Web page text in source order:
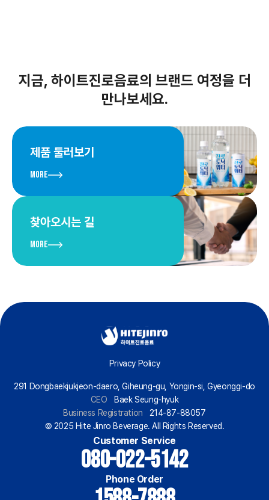
지금, 하이트진로음료의 브랜드 여정을 더
만나보세요.
제품 둘러보기
More
찾아오시는 길
More
Privacy Policy
291 Dongbaekjukjeon-daero, Giheung-gu, Yongin-si, Gyeonggi-do
CEO
Baek Seung-hyuk
Business Registration
214-87-88057
© 2025 Hite Jinro Beverage. All Rights Reserved.
Customer Service
080-022-5142
Phone Order